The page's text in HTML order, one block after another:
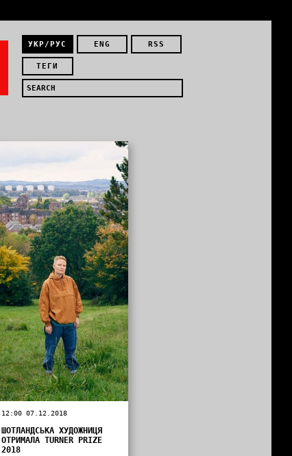
УКР/РУС ENG RSS
ТЕГИ
12:00 07.12.2018
ШОТЛАНДСЬКА ХУДОЖНИЦЯ
ОТРИМАЛА TURNER PRIZE
2018